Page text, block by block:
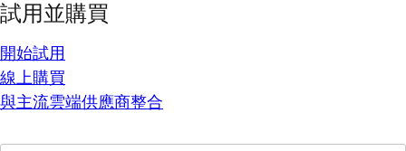
試用並購買
開始試用
線上購買
與主流雲端供應商整合